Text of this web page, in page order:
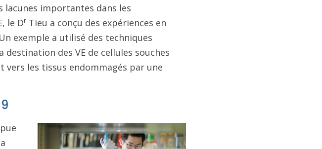
lacunes importantes dans les
le Dr Tieu a conçu des expériences en
exemple a utilisé des techniques
des VE de cellules souches
les tissus endommagés par une